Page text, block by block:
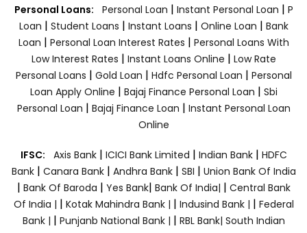
Personal Loans: Personal Loan | Instant Personal Loan | P
Loan | Student Loans | Instant Loans | Online Loan | Bank
Loan | Personal Loan Interest Rates | Personal Loans With
Low Interest Rates | Instant Loans Online | Low Rate
Personal Loans | Gold Loan | Hdfc Personal Loan | Personal
Loan Apply Online | Bajaj Finance Personal Loan | Sbi
Personal Loan | Bajaj Finance Loan | Instant Personal Loan
Online
IFSC: Axis Bank | ICICI Bank Limited | Indian Bank | HDFC
Bank| Canara Bank | Andhra Bank| SBI | Union Bank Of India
| Bank Of Baroda | Yes Bank| Bank Of India| | Central Bank
Of India | | Kotak Mahindra Bank | | Indusind Bank | | Federal
Bank | | Punjanb National Bank | | RBL Bank| South Indian